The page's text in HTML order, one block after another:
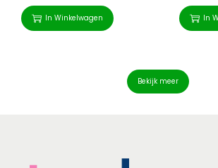
In Winkelwagen In
Bekijk meer